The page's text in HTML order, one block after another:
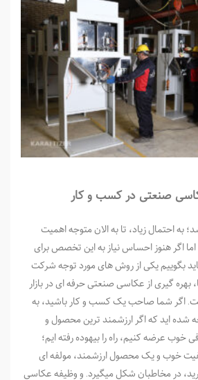
صنعتی در کسب و کار
به احتمال زیاد، تا به الان متوجه اهمیت
اگر هنوز احساس نیاز به این تخصص برای
بگوییم یکی از روش ­های مورد توجه شرکت
گیری از عکاسی صنعتی حرفه ­ای در بازار
اگر شما صاحب یک کسب و کار باشید، به
شده ­اید که اگر ارزشمند ترین محصول و
عرضه کنیم، راه را بیهوده رفته­ ایم؛
خوب و یک محصول ارزشمند، مولفه ­ای
در مخاطبان شکل می­گیرد. و وظیفه عکاسی